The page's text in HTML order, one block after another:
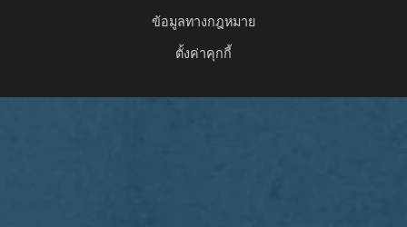
ข้อมูลทางกฎหมาย
ตั้งค่าคุกกี้